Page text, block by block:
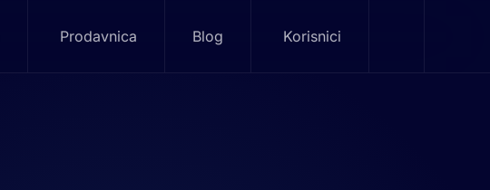
Prodavnica Blog Korisnici